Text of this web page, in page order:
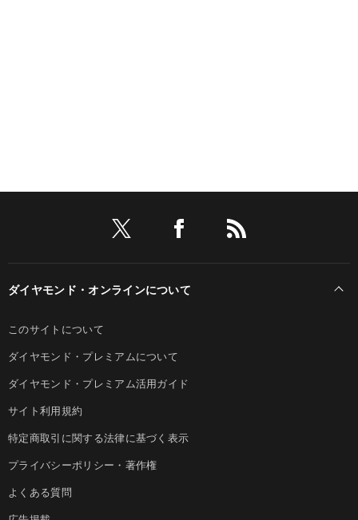
ダイヤモンド・オンラインについて
このサイトについて
ダイヤモンド・プレミアムについて
ダイヤモンド・プレミアム活用ガイド
サイト利用規約
特定商取引に関する法律に基づく表示
プライバシーポリシー・著作権
よくある質問